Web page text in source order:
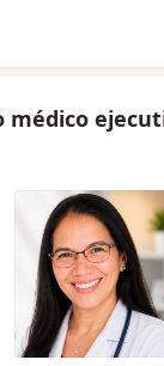
médico